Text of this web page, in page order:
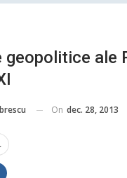
geopolitice ale
On dec. 28, 2013